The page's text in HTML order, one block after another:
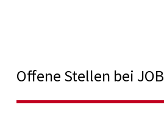
Offene Stellen bei JOB